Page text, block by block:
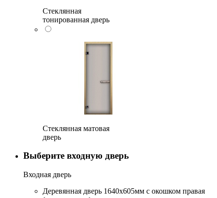
Стеклянная
тонированная дверь
Стеклянная матовая
дверь
Выберите входную дверь
Входная дверь
Деревянная дверь 1640x605мм с окошком правая